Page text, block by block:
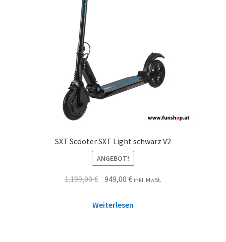
SXT Scooter SXT Light schwarz V2
ANGEBOT!
1.199,00€ 949,00 € inkl. MwSt.
Weiterlesen